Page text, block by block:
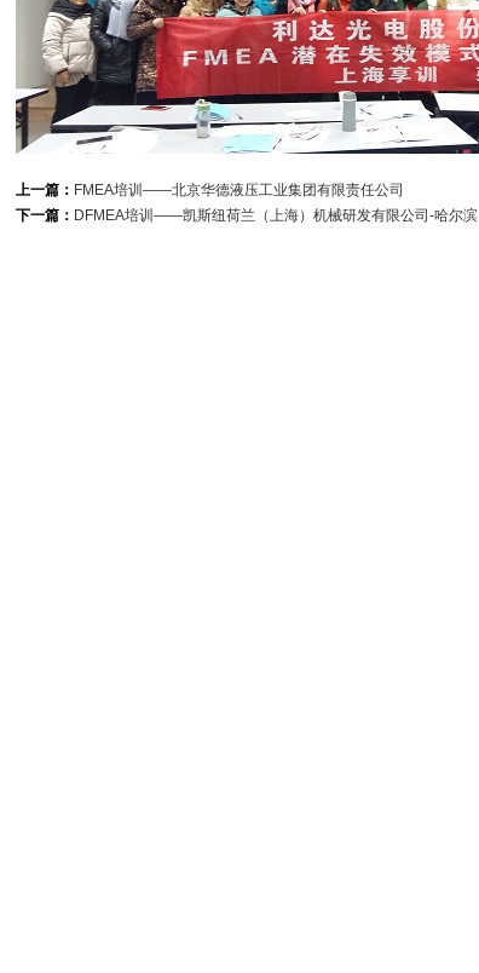
上一篇： FMEA培训——北京华德液压工业集团有限责任公司
下一篇： DFMEA培训——凯斯纽荷兰（上海）机械研发有限公司-哈尔滨